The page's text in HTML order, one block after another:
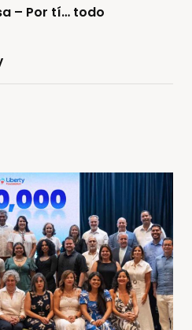
– Por tí… todo